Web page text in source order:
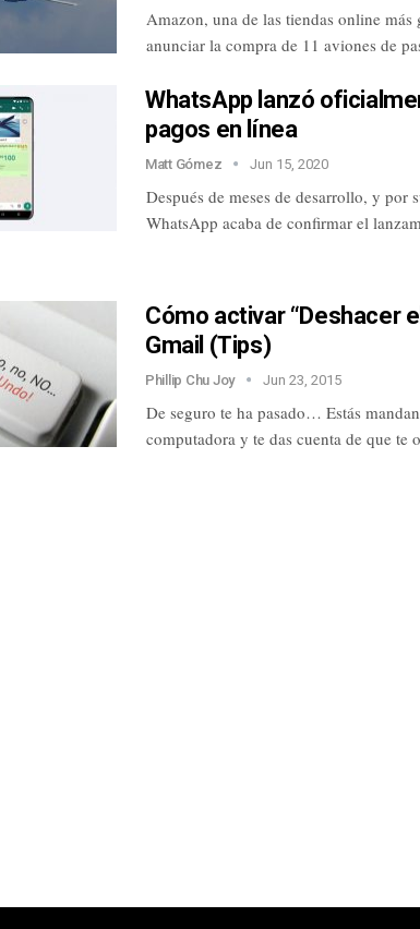
Amazon, una de las tiendas online
anunciar la compra de 11 aviones de
WhatsApp lanzó
pagos en línea
Matt Gómez Jun 15, 2020
Después de meses de desarrollo, y por
WhatsApp acaba de confirmar el
Cómo activar “Deshacer
Gmail (Tips)
Phillip Chu Joy Jun 23, 2015
De seguro te ha pasado… Estás
computadora y te das cuenta de que